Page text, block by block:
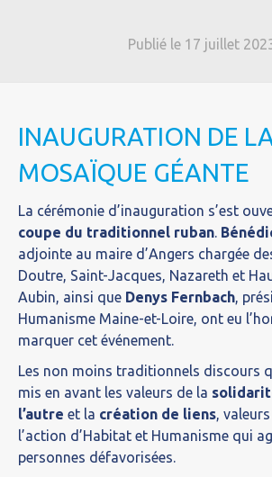
Publié le 17 juillet
INAUGURATION DE
MOSAÏQUE GÉANTE
La cérémonie d’inauguration s’est
coupe du traditionnel ruban.
adjointe au maire d’Angers chargée
Doutre, Saint-Jacques, Nazareth et
Aubin, ainsi que Denys Fernbach,
Humanisme Maine-et-Loire, ont eu
marquer cet événement.
Les non moins traditionnels discours
mis en avant les valeurs de la
l’autre et la création de liens,
l’action d’Habitat et Humanisme qui
personnes défavorisées.